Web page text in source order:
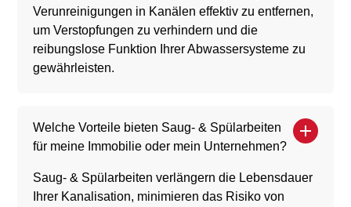
Verunreinigungen in Kanälen effektiv zu entfernen,
um Verstopfungen zu verhindern und die
reibungslose Funktion Ihrer Abwassersysteme zu
gewährleisten.
Welche Vorteile bieten Saug- & Spülarbeiten
für meine Immobilie oder mein Unternehmen?
Saug- & Spülarbeiten verlängern die Lebensdauer
Ihrer Kanalisation, minimieren das Risiko von